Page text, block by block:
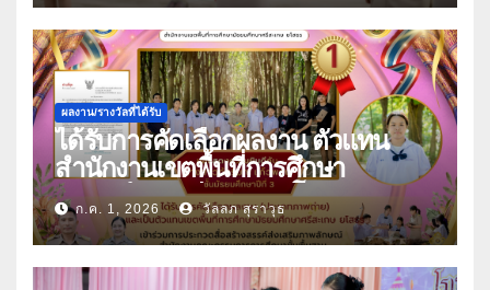
ผลงาน/รางวัลที่ได้รับ
ได้รับการคัดเลือกผลงาน ตัวแทน
สำนักงานเขตพื้นที่การศึกษา
มัธยมศึกษาศรีสะเกษ ยโสธร
ก.ค. 1, 2026 วัลลภ สุราวุธ